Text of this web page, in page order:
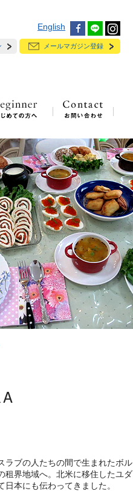
English
メールマガジン登録
ラブの人たちの間で生まれたボル
租界地域へ。北米に移住したユダ
本にも伝わってきました。